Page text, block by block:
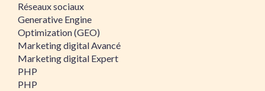
Réseaux sociaux
Generative Engine
Optimization (GEO)
Marketing digital Avancé
Marketing digital Expert
PHP
PHP